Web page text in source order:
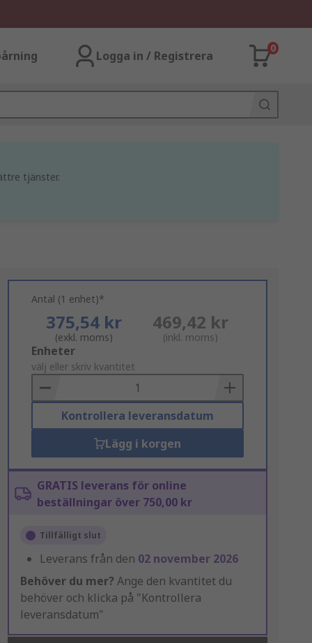
Logga in / Registrera
0
tjänster.
Antal (1 enhet)*
375,54 kr
(exkl. moms)
469,42 kr
(inkl. moms)
Add
to
Basket
Enheter
välj eller skriv kvantitet
Kontrollera leveransdatum
Lägg i korgen
GRATIS leverans för online
beställningar över 750,00 kr
Tillfälligt slut
Leverans från den 02 november 2026
Behöver du mer? Ange den kvantitet du
behöver och klicka på "Kontrollera
leveransdatum"